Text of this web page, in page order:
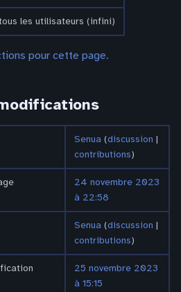
les utilisateurs (infini)
pour cette page.
Senua (discussion |
contributions)
24 novembre 2023
à 22:58
Senua (discussion |
contributions)
25 novembre 2023
à 15:15